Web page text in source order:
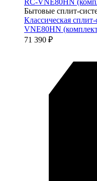
Бытовые сплит-
Классическая
VNE80HN
71 390 ₽